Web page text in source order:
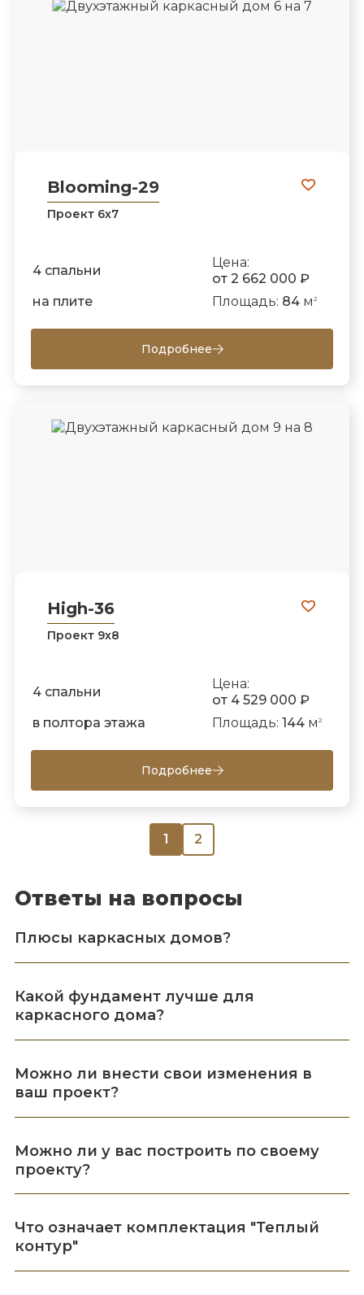
Blooming-29
Проект 6х7
4 спальни
Цена:
от 2 662 000 ₽
на плите
Площадь: 84м 2
Подробнее
High-36
Проект 9х8
4 спальни
Цена:
от 4 529 000 ₽
в полтора этажа
Площадь: 144м 2
Подробнее
1 2
Ответы на вопросы
Плюсы каркасных домов?
Какой фундамент лучше для
каркасного дома?
Можно ли внести свои изменения в
ваш проект?
Можно ли у вас построить по своему
проекту?
Что означает комплектация "Теплый
контур"